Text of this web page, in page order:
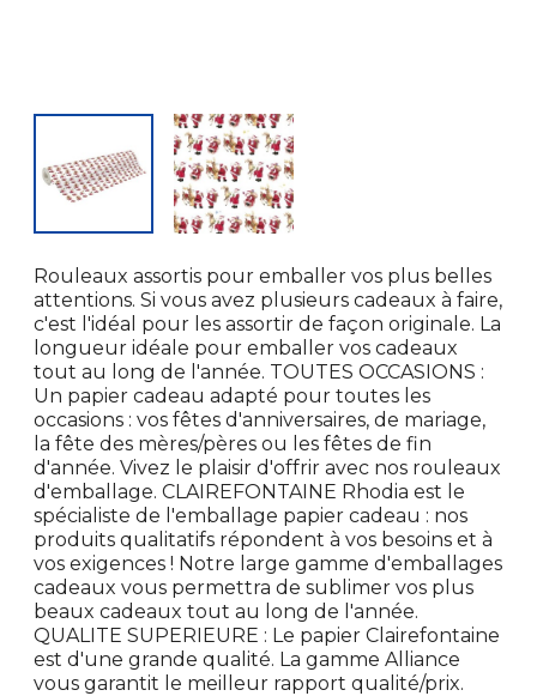
Rouleaux assortis pour emballer vos plus belles
attentions. Si vous avez plusieurs cadeaux à faire,
c'est l'idéal pour les assortir de façon originale. La
longueur idéale pour emballer vos cadeaux
tout au long de l'année. TOUTES OCCASIONS :
Un papier cadeau adapté pour toutes les
occasions : vos fêtes d'anniversaires, de mariage,
la fête des mères/pères ou les fêtes de fin
d'année. Vivez le plaisir d'offrir avec nos rouleaux
d'emballage. CLAIREFONTAINE Rhodia est le
spécialiste de l'emballage papier cadeau : nos
produits qualitatifs répondent à vos besoins et à
vos exigences ! Notre large gamme d'emballages
cadeaux vous permettra de sublimer vos plus
beaux cadeaux tout au long de l'année.
QUALITE SUPERIEURE : Le papier Clairefontaine
est d'une grande qualité. La gamme Alliance
vous garantit le meilleur rapport qualité/prix.